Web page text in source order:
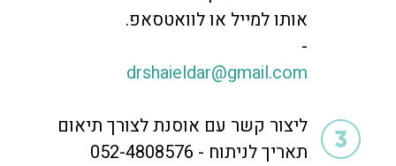
אותו למייל או לוואטסאפ.
-
drshaieldar@gmail.com
ליצור קשר עם אוסנת לצורך תיאום
תאריך לניתוח - 052-4808576